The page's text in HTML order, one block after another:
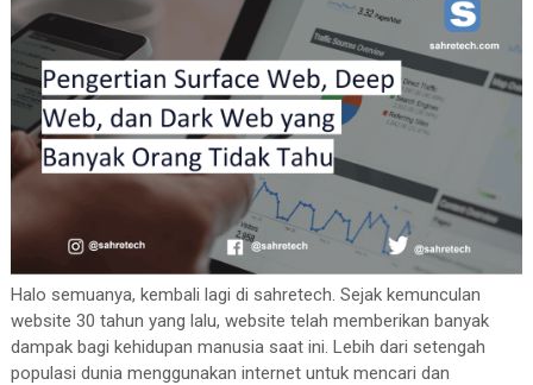
Halo semuanya, kembali lagi di sahretech. Sejak kemunculan
website 30 tahun yang lalu, website telah memberikan banyak
dampak bagi kehidupan manusia saat ini. Lebih dari setengah
populasi dunia menggunakan internet untuk mencari dan